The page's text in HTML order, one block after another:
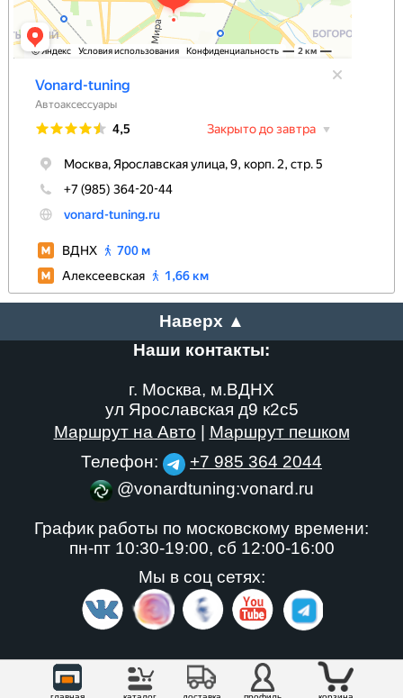
Наверх ▲
Наши контакты:
г. Москва, м.ВДНХ
ул Ярославская д9 к2с5
Маршрут на Авто
Маршрут пешком
Телефон:
+7 985 364 2044
@vonardtuning:vonard.ru
График работы по московскому времени:
пн-пт 10:30-19:00, сб 12:00-16:00
Мы в соц сетях: